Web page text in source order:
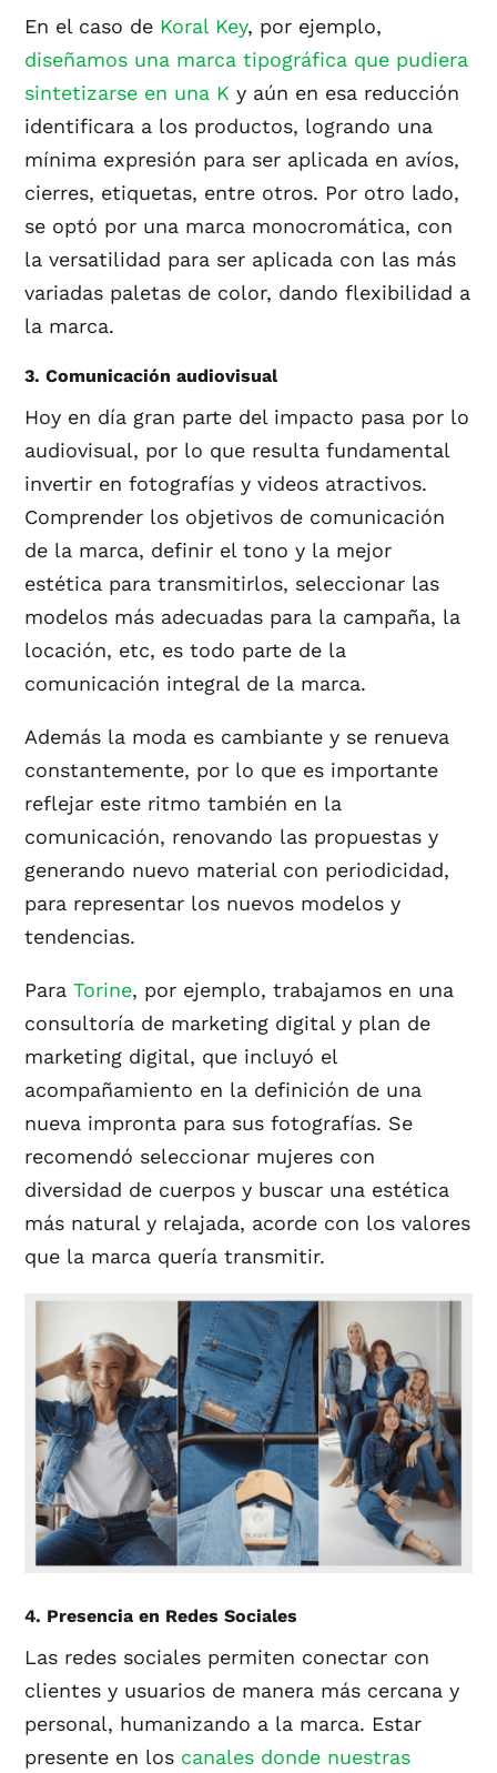
En el caso de Koral Key, por ejemplo,
diseñamos una marca tipográfica que pudiera
sintetizarse en una K y aún en esa reducción
identificara a los productos, logrando una
mínima expresión para ser aplicada en avíos,
cierres, etiquetas, entre otros. Por otro lado,
se optó por una marca monocromática, con
la versatilidad para ser aplicada con las más
variadas paletas de color, dando flexibilidad a
la marca.
3. Comunicación audiovisual
Hoy en día gran parte del impacto pasa por lo
audiovisual, por lo que resulta fundamental
invertir en fotografías y videos atractivos.
Comprender los objetivos de comunicación
de la marca, definir el tono y la mejor
estética para transmitirlos, seleccionar las
modelos más adecuadas para la campaña, la
locación, etc, es todo parte de la
comunicación integral de la marca.
Además la moda es cambiante y se renueva
constantemente, por lo que es importante
reflejar este ritmo también en la
comunicación, renovando las propuestas y
generando nuevo material con periodicidad,
para representar los nuevos modelos y
tendencias.
ParaTorine, por ejemplo, trabajamos en una
consultoría de marketing digital y plan de
marketing digital, que incluyó el
acompañamiento en la definición de una
nueva impronta para sus fotografías. Se
recomendó seleccionar mujeres con
diversidad de cuerpos y buscar una estética
más natural y relajada, acorde con los valores
que la marca quería transmitir.
4. Presencia en Redes Sociales
Las redes sociales permiten conectar con
clientes y usuarios de manera más cercana y
personal, humanizando a la marca. Estar
presente en los canales donde nuestras